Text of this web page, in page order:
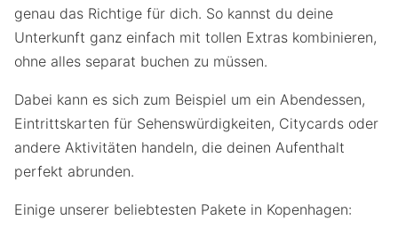
genau das Richtige für dich. So kannst du deine
Unterkunft ganz einfach mit tollen Extras kombinieren,
ohne alles separat buchen zu müssen.
Dabei kann es sich zum Beispiel um ein Abendessen,
Eintrittskarten für Sehenswürdigkeiten, Citycards oder
andere Aktivitäten handeln, die deinen Aufenthalt
perfekt abrunden.
Einige unserer beliebtesten Pakete in Kopenhagen: